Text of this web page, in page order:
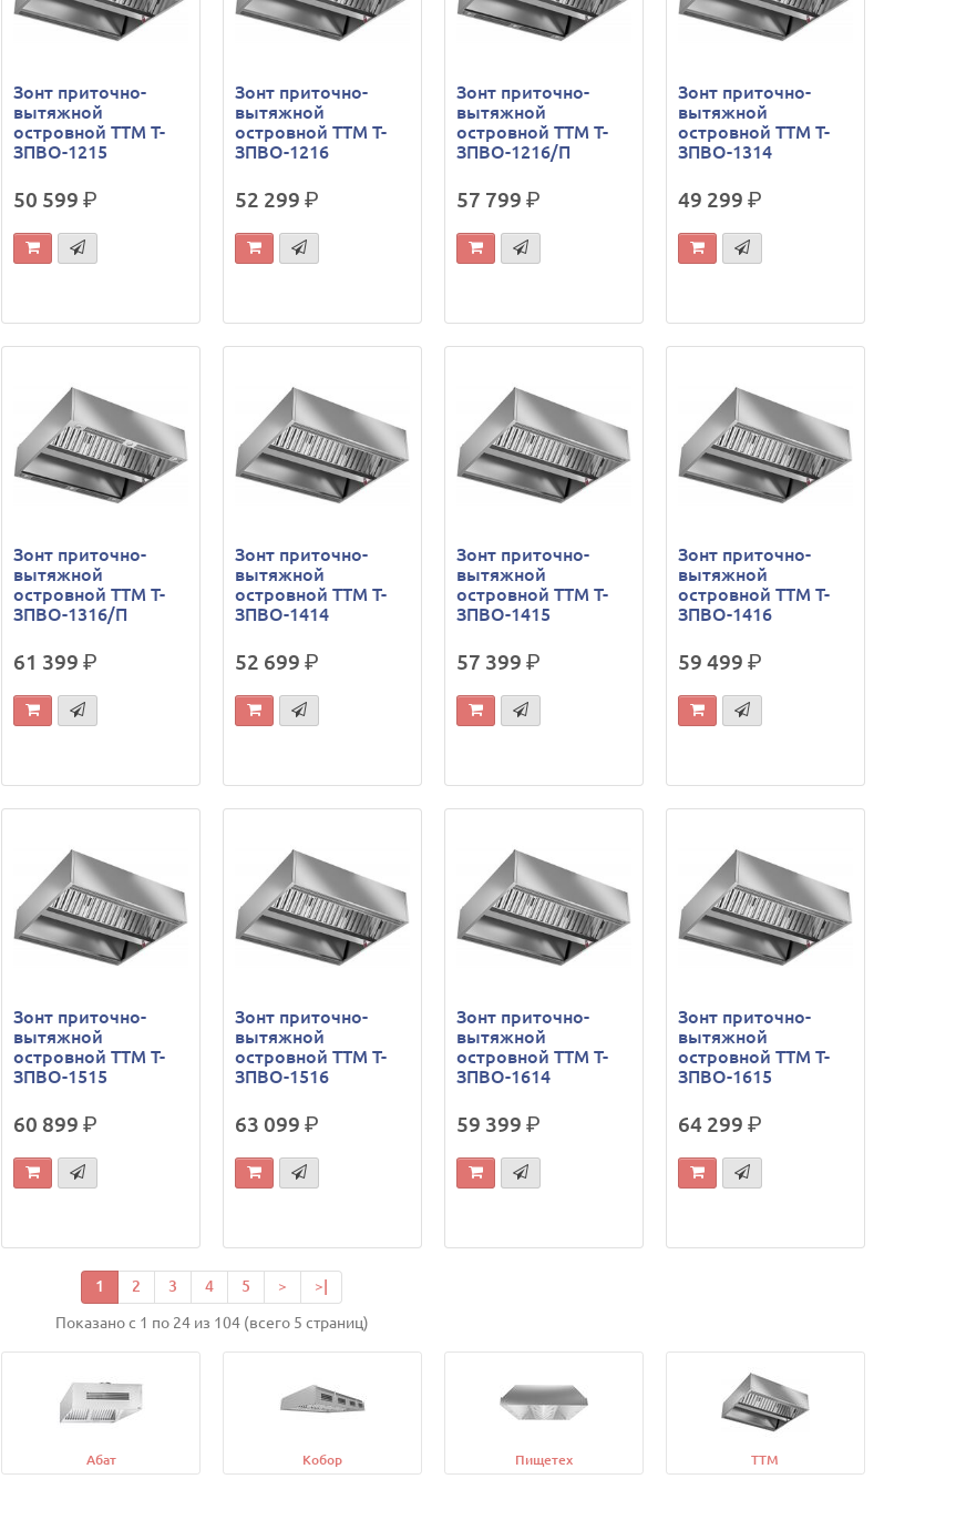
Зонт приточно-
вытяжной
островной ТТМ Т-
ЗПВО-1215
50 599р.
Зонт приточно-
вытяжной
островной ТТМ Т-
ЗПВО-1216
52 299 р.
Зонт приточно-
вытяжной
островной ТТМ Т-
ЗПВО-1216/П
57 799 р.
Зонт приточно-
вытяжной
островной ТТМ Т-
ЗПВО-1314
49 299 р.
Зонт приточно-
вытяжной
островной ТТМ Т-
ЗПВО-1316/П
61 399р.
Зонт приточно-
вытяжной
островной ТТМ Т-
ЗПВО-1414
52 699 р.
Зонт приточно-
вытяжной
островной ТТМ Т-
ЗПВО-1415
57 399 р.
Зонт приточно-
вытяжной
островной ТТМ Т-
ЗПВО-1416
59 499 р.
Зонт приточно-
вытяжной
островной ТТМ Т-
ЗПВО-1515
60 899р.
Зонт приточно-
вытяжной
островной ТТМ Т-
ЗПВО-1516
63 099 р.
Зонт приточно-
вытяжной
островной ТТМ Т-
ЗПВО-1614
59 399 р.
Зонт приточно-
вытяжной
островной ТТМ Т-
ЗПВО-1615
64 299 р.
1 2 3 4 5 > >|
Показано с 1 по 24 из 104 (всего 5 страниц)
Абат Кобор Пищетех ТТМ